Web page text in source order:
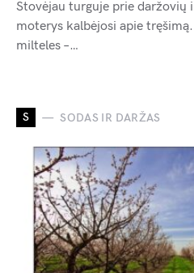
Stovėjau turguje prie daržovių
moterys kalbėjosi apie
milteles –…
S SODAS IR DARŽAS